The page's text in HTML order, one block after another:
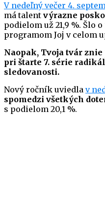
V nedeľný večer 4.
má talent výrazne
podielom už 21,9 %. Šlo
programom Joj v celom
Naopak, Tvoja tvár
pri štarte 7. série
sledovanosti.
Nový ročník uviedla v
spomedzi všetkých
s podielom 20,1 %.